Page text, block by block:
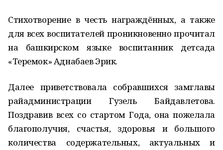
Стихотворение в честь награждённых, а также
для всех воспитателей проникновенно прочитал
на башкирском языке воспитанник детсада
«Теремок» Аднабаев Эрик.
Далее приветствовала собравшихся замглавы
райадминистрации Гузель Байдавлетова.
Поздравив всех со стартом Года, она пожелала
благополучия, счастья, здоровья и большого
количества содержательных, актуальных и